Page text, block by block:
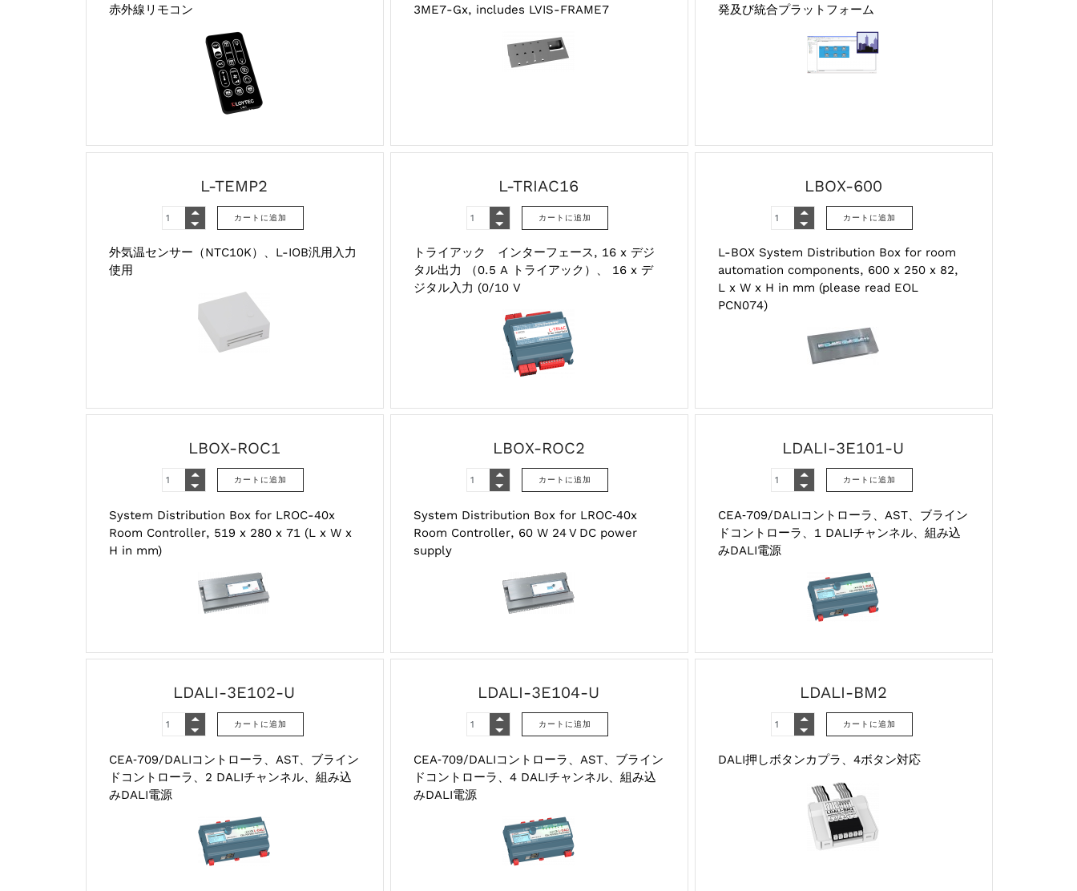
赤外線リモコン
3ME7-Gx, includes LVIS-FRAME7
発及び統合プラットフォーム
L-TEMP2
外気温センサー（NTC10K）、L-IOB汎用入力
使用
L-TRIAC16
トライアック インターフェース, 16 x デジ
タル出力 （0.5 A トライアック）、 16 x デ
ジタル入力 (0/10 V
LBOX-600
L-BOX System Distribution Box for room
automation components, 600 x 250 x 82,
L x W x H in mm (please read EOL
PCN074)
LBOX-ROC1
System Distribution Box for LROC-40x
Room Controller, 519 x 280 x 71 (L x W x
H in mm)
LBOX-ROC2
System Distribution Box for LROC‑40x
Room Controller, 60 W 24 V DC power
supply
LDALI-3E101-U
CEA‑709/DALIコントローラ、AST、ブライン
ドコントローラ、1 DALIチャンネル、組み込
みDALI電源
LDALI-3E102-U
CEA‑709/DALIコントローラ、AST、ブライン
ドコントローラ、2 DALIチャンネル、組み込
みDALI電源
LDALI-3E104-U
CEA‑709/DALIコントローラ、AST、ブライン
ドコントローラ、4 DALIチャンネル、組み込
みDALI電源
LDALI-BM2
DALI押しボタンカプラ、4ボタン対応